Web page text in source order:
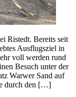
Ristedt. Bereits seit
Ausflugsziel in
voll werden rund
Besuch unter der
Warwer Sand auf
durch den […]